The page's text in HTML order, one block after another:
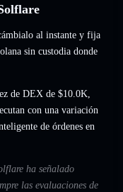
al instante y fija
sin custodia donde
de DEX de $10.0K,
con una variación
de órdenes en
ha señalado
las evaluaciones de